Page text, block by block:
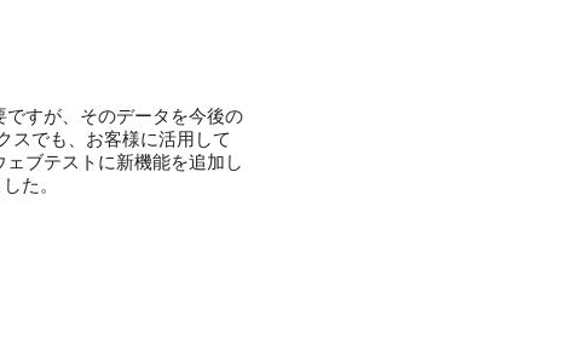
すが、そのデータを今後の
スでも、お客様に活用して
ブテストに新機能を追加し
た。